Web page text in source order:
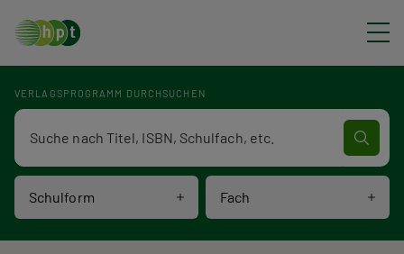
VERLAGSPROGRAMM DURCHSUCHEN
Schulform Fach
Verlagsprogramm Volltextsuche